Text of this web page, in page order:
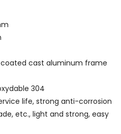
cast aluminum frame
304
life, strong anti-corrosion
etc., light and strong, easy